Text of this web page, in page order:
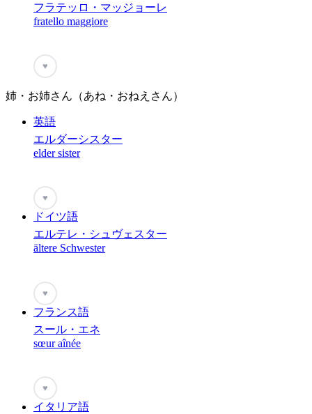
フラテッロ・マッジョーレ
fratello maggiore
♥
姉・お姉さん（あね・おねえさん）
英語
エルダーシスター
elder sister
♥
ドイツ語
エルテレ・シュヴェスター
ältere Schwester
♥
フランス語
スール・エネ
sœur aînée
♥
イタリア語